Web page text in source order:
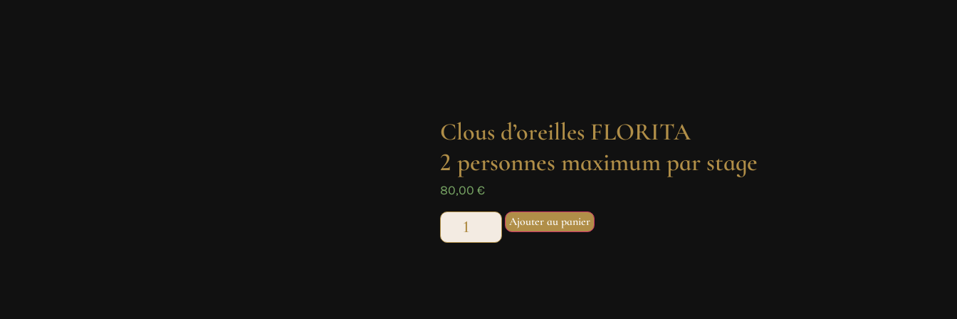
Clous d’oreilles FLORITA
2 personnes maximum par stage
80,00 €
Ajouter au panier